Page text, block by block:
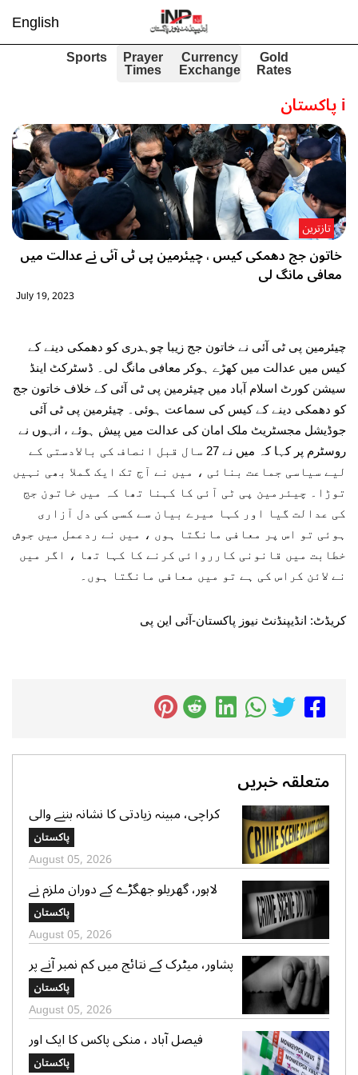
English
Gold
Rates
Currency
Exchange
Prayer
Times
Sports
iپاکستان
خاتون جج دھمکی کیس ، چیئرمین پی ٹی آئی نے عدالت میں
معافی مانگ لی
تازترین
July 19, 2023
چیئرمین پی ٹی آئی نے خاتون جج زیبا چوہدری کو دھمکی دینے کے
کیس میں عدالت میں کھڑے ہوکر معافی مانگ لی۔ ڈسٹرکٹ اینڈ
سیشن کورٹ اسلام آباد میں چیئرمین پی ٹی آئی کے خلاف خاتون جج
کو دھمکی دینے کے کیس کی سماعت ہوئی۔ چیئرمین پی ٹی آئی
جوڈیشل مجسٹریٹ ملک امان کی عدالت میں پیش ہوئے ، انہوں نے
روسٹرم پر کہا کہ میں نے 27 سال قبل انصاف کی بالادستی کے
لیے سیاسی جماعت بنائی ، میں نے آج تک ایک گملا بھی نہیں
توڑا۔ چیئرمین پی ٹی آئی کا کہنا تھا کہ میں خاتون جج
کی عدالت گیا اور کہا میرے بیان سے کسی کی دل آزاری
ہوئی تو اس پر معافی مانگتا ہوں ، میں نے ردعمل میں جوش
خطابت میں قانونی کارروائی کرنے کا کہا تھا ، اگر میں
نے لائن کراس کی ہے تو میں معافی مانگتا ہوں۔
کریڈٹ: انڈیپنڈنٹ نیوز پاکستان-آئی این پی
متعلقہ خبریں
کراچی، مبینہ زیادتی کا نشانہ بننے والی
ڈیڑھ سال کی بچی دم توڑ گئی،ملزم
گرفتار، محلے دار نکلا
پاکستان
August 05, 2026
لاہور، گھریلو جھگڑے کے دوران ملزم نے
والدہ سمیت دو خواتین کوقتل کردیا،ملزم
گرفتار
پاکستان
August 05, 2026
پشاور، میٹرک کے نتائج میں کم نمبر آنے پر
طالبعلم نے مبینہ خودکشی کرلی
پاکستان
August 05, 2026
فیصل آباد ، منکی پاکس کا ایک اور
مریض سامنے آگیا، کنفرم کیسزکی
پاکستان